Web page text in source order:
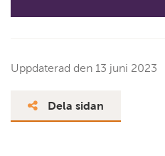
Uppdaterad den 13 juni 2023
Dela sidan